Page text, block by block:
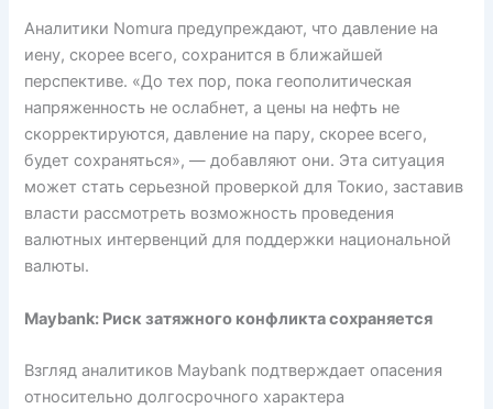
Аналитики Nomura предупреждают, что давление на
иену, скорее всего, сохранится в ближайшей
перспективе. «До тех пор, пока геополитическая
напряженность не ослабнет, а цены на нефть не
скорректируются, давление на пару, скорее всего,
будет сохраняться», — добавляют они. Эта ситуация
может стать серьезной проверкой для Токио, заставив
власти рассмотреть возможность проведения
валютных интервенций для поддержки национальной
валюты.
Maybank: Риск затяжного конфликта сохраняется
Взгляд аналитиков Maybank подтверждает опасения
относительно долгосрочного характера